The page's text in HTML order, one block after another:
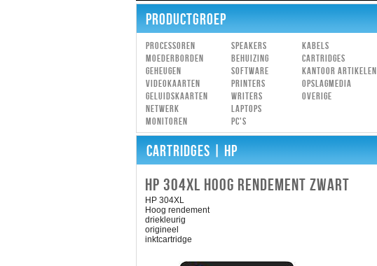
PRODUCTGROEP
Processoren
Moederborden
Geheugen
Videokaarten
Geluidskaarten
Netwerk
Monitoren
Speakers
Behuizing
Software
Printers
Writers
Laptops
PC's
Kabels
Cartridges
Kantoor artikelen
Opslagmedia
Overige
CARTRIDGES| HP
HP 304XL HOOG RENDEMENT ZWART
HP 304XL
Hoog rendement
driekleurig
origineel
inktcartridge